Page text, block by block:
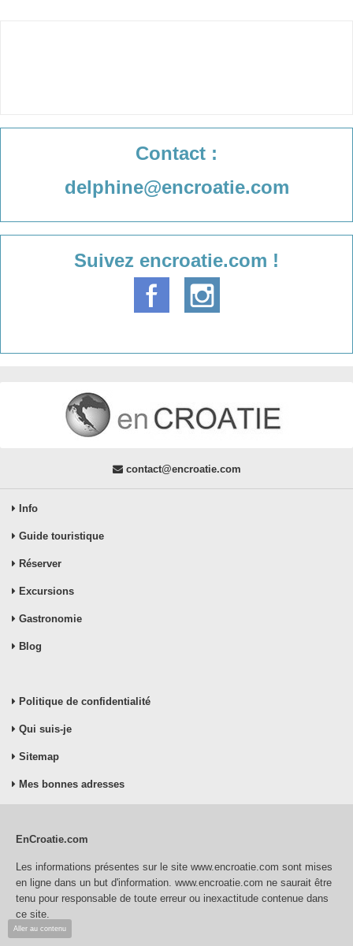
Aller au contenu
Contact :
delphine@encroatie.com
Suivez encroatie.com !
contact@encroatie.com
Info
Guide touristique
Réserver
Excursions
Gastronomie
Blog
Politique de confidentialité
Qui suis-je
Sitemap
Mes bonnes adresses
EnCroatie.com
Les informations présentes sur le site www.encroatie.com sont mises
en ligne dans un but d'information. www.encroatie.com ne saurait être
tenu pour responsable de toute erreur ou inexactitude contenue dans
ce site.